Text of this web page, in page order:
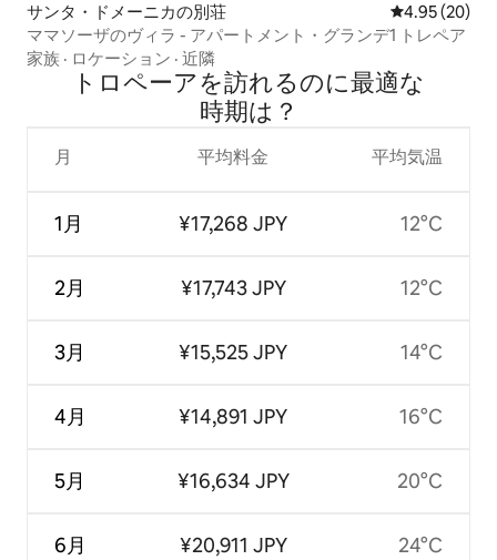
サンタ・ドメーニカの別荘 レビュー20
4.95 (20)
ママソーザのヴィラ - アパートメント・グランデ1 トレペア
家族 · ロケーション · 近隣
トロペーアを訪⁠れ⁠るの⁠に最⁠適⁠な
時⁠期⁠は⁠？
月
1月
2月
3月
4月
5月
6月
平均料金
¥17,268 JPY
¥17,743 JPY
¥15,525 JPY
¥14,891 JPY
¥16,634 JPY
¥20,911 JPY
平均気温
12°C
12°C
14°C
16°C
20°C
24°C